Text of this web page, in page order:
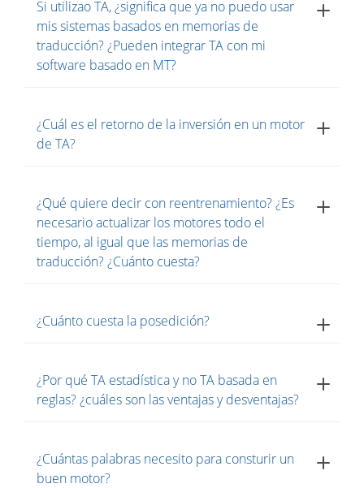
Si utilizao TA, ¿significa que ya no puedo usar
mis sistemas basados en memorias de
traducción? ¿Pueden integrar TA con mi
software basado en MT?
¿Cuál es el retorno de la inversión en un motor
de TA?
¿Qué quiere decir con reentrenamiento? ¿Es
necesario actualizar los motores todo el
tiempo, al igual que las memorias de
traducción? ¿Cuánto cuesta?
¿Cuánto cuesta la posedición?
¿Por qué TA estadística y no TA basada en
reglas? ¿cuáles son las ventajas y desventajas?
¿Cuántas palabras necesito para consturir un
buen motor?